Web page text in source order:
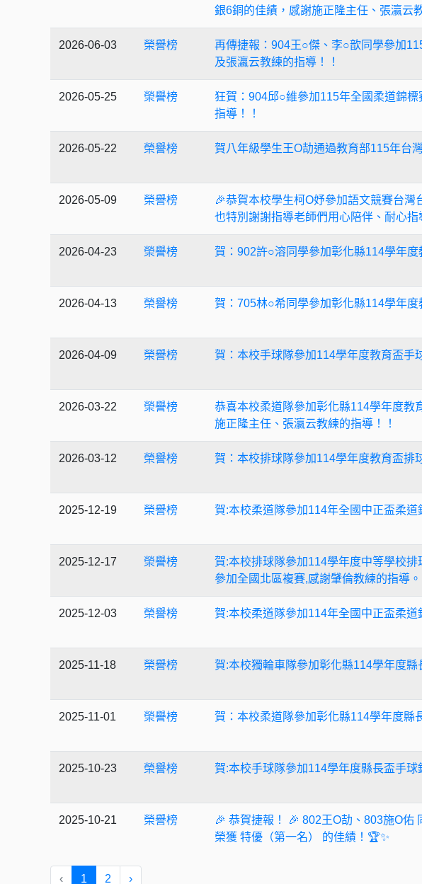
銀6銅的佳績，感謝施正隆主任、張瀛云
2026-06-03 榮譽榜
再傳捷報：904王○傑、李○歆同學參加
及張瀛云教練的指導！！
2026-05-25 榮譽榜
狂賀：904邱○維參加115年全國柔道錦
指導！！
2026-05-22 榮譽榜 賀八年級學生王O劼通過教育部115年台
2026-05-09 榮譽榜
🎉恭賀本校學生柯O妤參加語文競賽台灣
也特別謝謝指導老師們用心陪伴、耐心
2026-04-23 榮譽榜 賀：902許○溶同學參加彰化縣114學年
2026-04-13 榮譽榜 賀：705林○希同學參加彰化縣114學年
2026-04-09 榮譽榜 賀：本校手球隊參加114學年度教育盃手
2026-03-22 榮譽榜
恭喜本校柔道隊參加彰化縣114學年度教
施正隆主任、張瀛云教練的指導！！
2026-03-12 榮譽榜 賀：本校排球隊參加114學年度教育盃排
2025-12-19 榮譽榜 賀:本校柔道隊參加114年全國中正盃柔
2025-12-17 榮譽榜
賀:本校排球隊參加114學年度中等學校
參加全國北區複賽,感謝肈倫教練的指導。
2025-12-03 榮譽榜 賀:本校柔道隊參加114年全國中正盃柔
2025-11-18 榮譽榜 賀:本校獨輪車隊參加彰化縣114學年度
2025-11-01 榮譽榜 賀：本校柔道隊參加彰化縣114學年度縣
2025-10-23 榮譽榜 賀:本校手球隊參加114學年度縣長盃手
2025-10-21 榮譽榜
🎉 恭賀捷報！ 🎉 802王O劼、803施O佑
榮獲 特優（第一名） 的佳績！🏆✨
‹ 1 2 ›